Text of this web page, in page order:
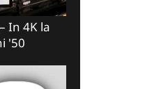
In 4K la
'50